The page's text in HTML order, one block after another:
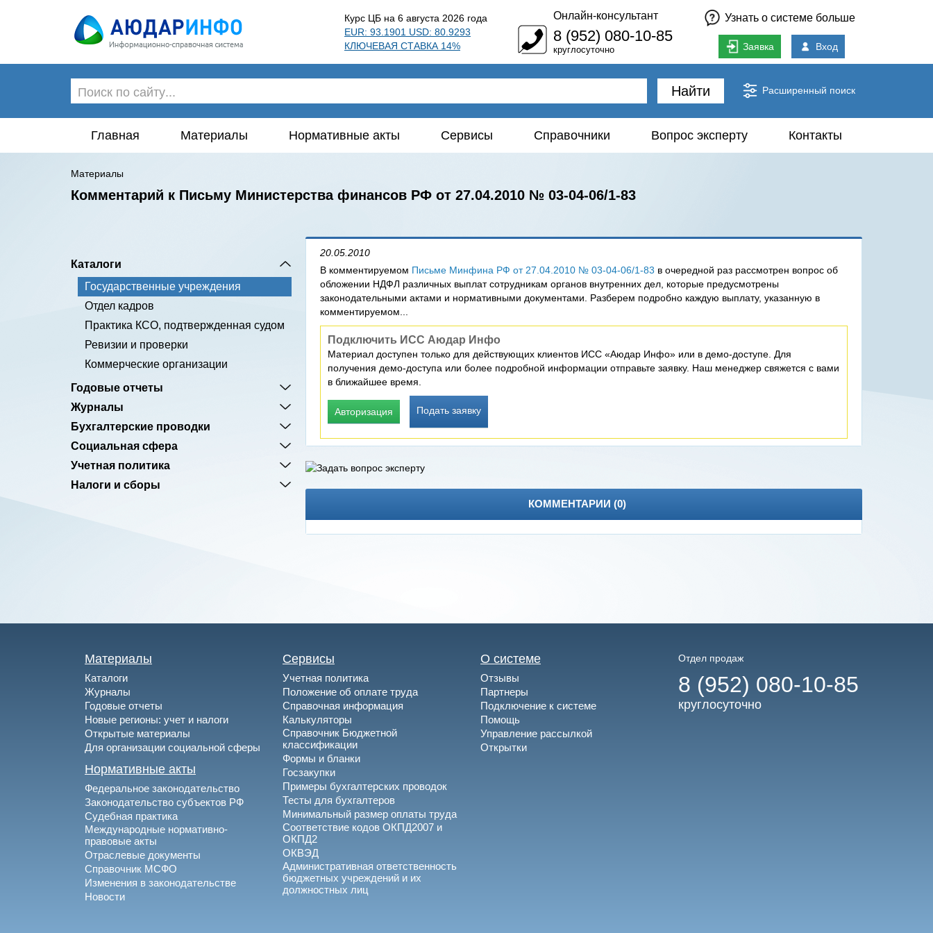
Курс ЦБ на 6 августа 2026 года
EUR: 93.1901 USD: 80.9293
КЛЮЧЕВАЯ СТАВКА 14%
Онлайн-консультант
8 (952) 080-10-85
круглосуточно
Узнать о системе больше
Заявка Вход
Найти Расширенный поиск
Главная Материалы Нормативные акты Сервисы Справочники Вопрос эксперту Контакты
Материалы
Комментарий к Письму Министерства финансов РФ от 27.04.2010 № 03-04-06/1-83
Каталоги
Государственные учреждения
Отдел кадров
Практика КСО, подтвержденная судом
Ревизии и проверки
Коммерческие организации
Годовые отчеты
Журналы
Бухгалтерские проводки
Социальная сфера
Учетная политика
Налоги и сборы
20.05.2010
В комментируемом Письме Минфина РФ от 27.04.2010 № 03-04-06/1-83 в очередной раз рассмотрен вопрос об
обложении НДФЛ различных выплат сотрудникам органов внутренних дел, которые предусмотрены
законодательными актами и нормативными документами. Разберем подробно каждую выплату, указанную в
комментируемом...
Подключить ИСС Аюдар Инфо
Материал доступен только для действующих клиентов ИСС «Аюдар Инфо» или в демо-доступе. Для
получения демо-доступа или более подробной информации отправьте заявку. Наш менеджер свяжется с вами
в ближайшее время.
Авторизация Подать заявку
КОММЕНТАРИИ (0)
Материалы
Каталоги
Журналы
Годовые отчеты
Новые регионы: учет и налоги
Открытые материалы
Для организации социальной сферы
Нормативные акты
Федеральное законодательство
Законодательство субъектов РФ
Судебная практика
Международные нормативно-
правовые акты
Отраслевые документы
Справочник МСФО
Изменения в законодательстве
Новости
Сервисы
Учетная политика
Положение об оплате труда
Справочная информация
Калькуляторы
Справочник Бюджетной
классификации
Формы и бланки
Госзакупки
Примеры бухгалтерских проводок
Тесты для бухгалтеров
Минимальный размер оплаты труда
Соответствие кодов ОКПД2007 и
ОКПД2
ОКВЭД
Административная ответственность
бюджетных учреждений и их
должностных лиц
О системе
Отзывы
Партнеры
Подключение к системе
Помощь
Управление рассылкой
Открытки
Отдел продаж
8 (952) 080-10-85
круглосуточно